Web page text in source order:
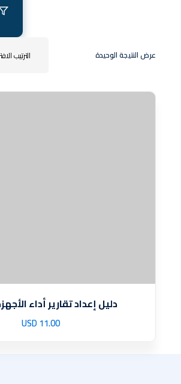
عرض النتيجة الوحيدة
دليل إعداد تقارير أداء
USD11.00
تسجيل